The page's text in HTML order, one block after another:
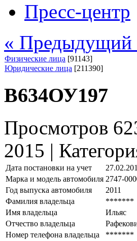
Пресс-центр
« Предыдущий
Физические лица [91143]
Юридические лица [211390]
В634ОУ197
Просмотров
2015 |
Дата постановки на учет
Марка и модель автомобиля 2747-
Год выпуска автомобиля
2011
Фамилия владельца
*******
Имя владельца
Ильяс
Отчество владельца
Номер телефона владельца
*******